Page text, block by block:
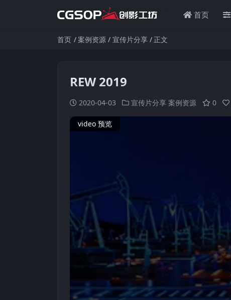
首页
首页 案例资源 宣传片分享 正文
REW 2019
2020-04-03 宣传片分享 案例资源 0
video 预览